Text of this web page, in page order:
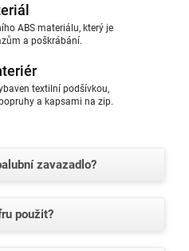
ABS materiálu, který je
a poškrábání.
textilní podšívkou,
a kapsami na zip.
zavazadlo?
použit?